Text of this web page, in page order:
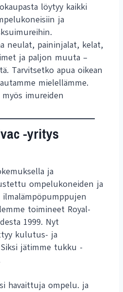
löytyy kaikki
ja
neulat, paininjalat, kelat,
ja paljon muuta –
Tarvitsetko apua oikean
mielellämme.
myös imureiden
-yritys
ja
ompelukoneiden ja
toimineet Royal-
1999. Nyt
kulutus- ja
jätimme tukku -
havaittuja ompelu. ja